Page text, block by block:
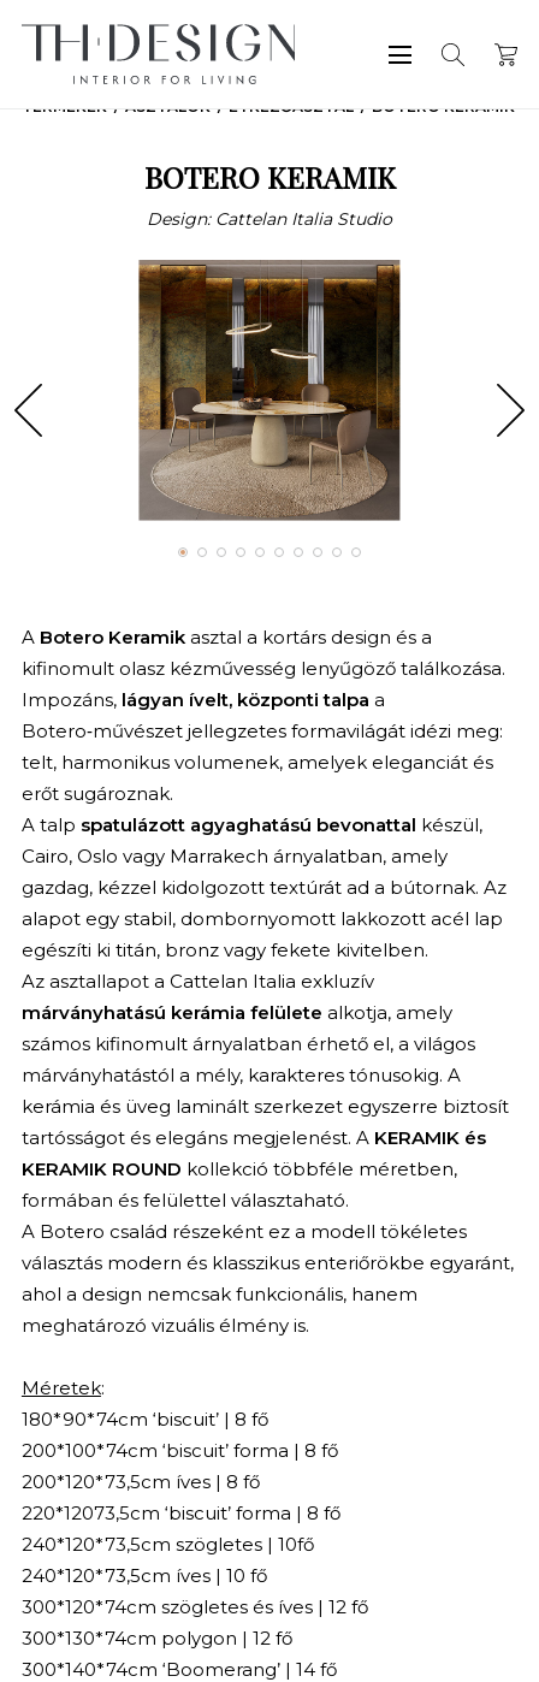
TERMÉKEK ASZTALOK ÉTKEZŐASZTAL BOTERO KERAMIK
BOTERO KERAMIK
Design: Cattelan Italia Studio
A Botero Keramikasztal a kortárs design és a
kifinomult olasz kézművesség lenyűgöző találkozása.
Impozáns, lágyan ívelt, központi talpa a
Botero‑művészet jellegzetes formavilágát idézi meg:
telt, harmonikus volumenek, amelyek eleganciát és
erőt sugároznak.
A talp spatulázott agyaghatású bevonattal készül,
Cairo, Oslo vagy Marrakech árnyalatban, amely
gazdag, kézzel kidolgozott textúrát ad a bútornak. Az
alapot egy stabil, dombornyomott lakkozott acél lap
egészíti ki titán, bronz vagy fekete kivitelben.
Az asztallapot a Cattelan Italia exkluzív
márványhatású kerámia felülete alkotja, amely
számos kifinomult árnyalatban érhető el, a világos
márványhatástól a mély, karakteres tónusokig. A
kerámia és üveg laminált szerkezet egyszerre biztosít
tartósságot és elegáns megjelenést. A KERAMIK és
KERAMIK ROUND kollekció többféle méretben,
formában és felülettel választaható.
A Botero család részeként ez a modell tökéletes
választás modern és klasszikus enteriőrökbe egyaránt,
ahol a design nemcsak funkcionális, hanem
meghatározó vizuális élmény is.
Méretek:
180*90*74cm ‘biscuit’ | 8 fő
200*100*74cm ‘biscuit’ forma | 8 fő
200*120*73,5cm íves | 8 fő
220*12073,5cm ‘biscuit’ forma | 8 fő
240*120*73,5cm szögletes | 10fő
240*120*73,5cm íves | 10 fő
300*120*74cm szögletes és íves | 12 fő
300*130*74cm polygon | 12 fő
300*140*74cm ‘Boomerang’ | 14 fő